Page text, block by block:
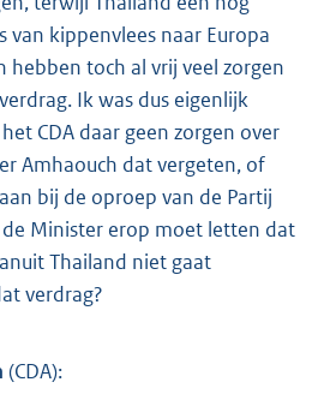
van kippenvlees naar Europa
hebben toch al vrij veel zorgen
Ik was dus eigenlijk
CDA daar geen zorgen over
Amhaouch dat vergeten, of
bij de oproep van de Partij
Minister erop moet letten dat
Thailand niet gaat
verdrag?
(CDA):